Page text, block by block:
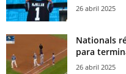
26 abril 2025
Nationals
para
26 abril 2025